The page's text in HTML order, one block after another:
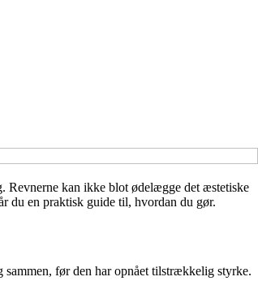
Revnerne kan ikke blot ødelægge det æstetiske
du en praktisk guide til, hvordan du gør.
før den har opnået tilstrækkelig styrke.